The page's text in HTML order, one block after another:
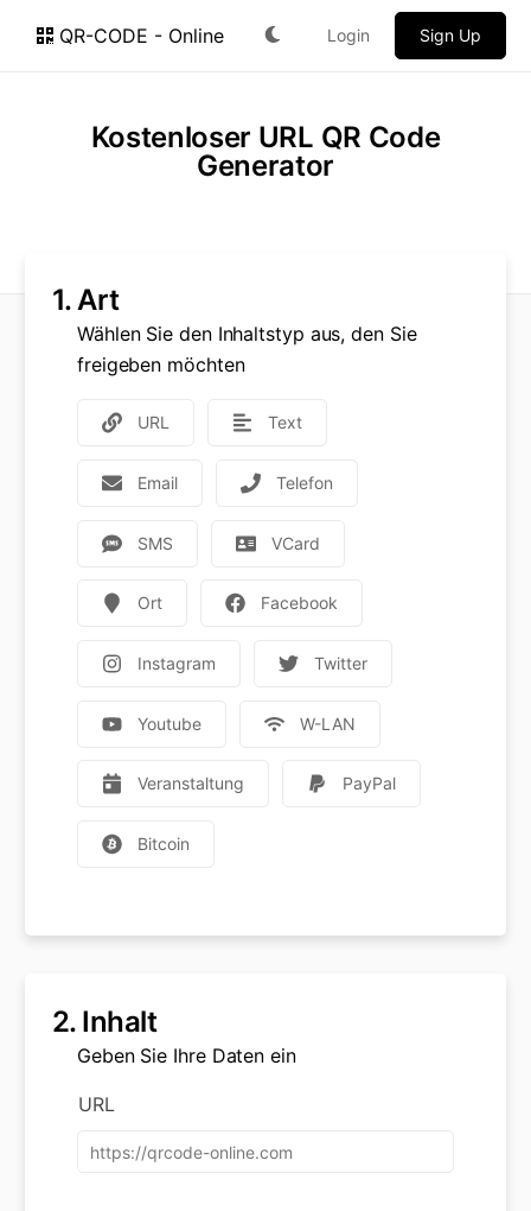
QR-CODE - Online Login Sign Up
Kostenloser URL QR Code
Generator
1.Art
Wählen Sie den Inhaltstyp aus, den Sie
freigeben möchten
URL Text
Email Telefon
SMS VCard
Ort Facebook
Instagram Twitter
Youtube W-LAN
Veranstaltung PayPal
Bitcoin
2. Inhalt
Geben Sie Ihre Daten ein
URL